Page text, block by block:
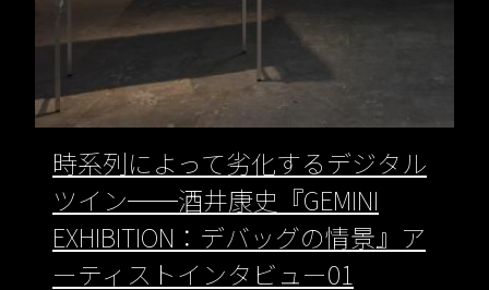
時系列によって劣化するデジタル
ツイン──酒井康史『GEMINI
EXHIBITION：デバッグの情景』ア
ーティストインタビュー01